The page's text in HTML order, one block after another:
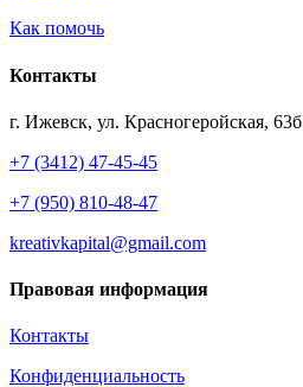
Как помочь
Контакты
г. Ижевск, ул. Красногеройская, 63б
+7 (3412) 47-45-45
+7 (950) 810-48-47
kreativkapital@gmail.com
Правовая информация
Контакты
Конфиденциальность